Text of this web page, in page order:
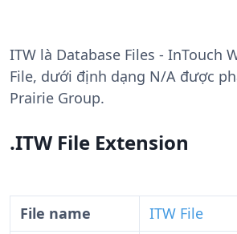
ITW là Database Files - InTouch
File, dưới định dạng N/A được
Prairie Group.
.ITW File Extension
File name
ITW File